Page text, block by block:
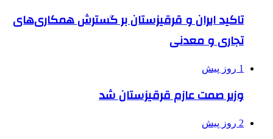
تاکید ایران و قرقیزستان بر گسترش همکاری‌های
تجاری و معدنی
1 روز پیش
وزیر صمت عازم قرقیزستان شد
2 روز پیش